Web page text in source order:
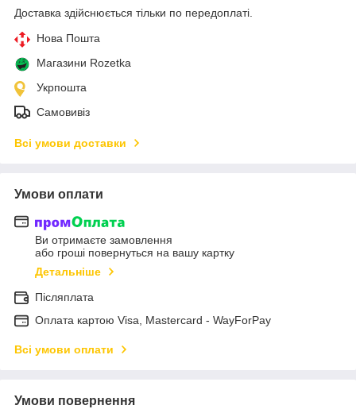
Доставка здійснюється тільки по передоплаті.
Нова Пошта
Магазини Rozetka
Укрпошта
Самовивіз
Всі умови доставки
Умови оплати
Ви отримаєте замовлення
або гроші повернуться на вашу картку
Детальніше
Післяплата
Оплата картою Visa, Mastercard - WayForPay
Всі умови оплати
Умови повернення